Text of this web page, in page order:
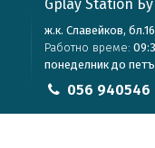
Gplay Station
ж.к. Славейков,
Работно време:
понеделник до
056 940546